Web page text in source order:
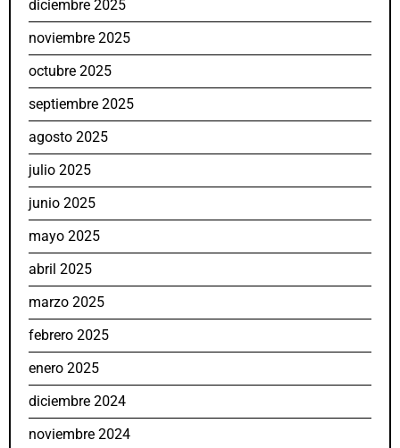
diciembre 2025
noviembre 2025
octubre 2025
septiembre 2025
agosto 2025
julio 2025
junio 2025
mayo 2025
abril 2025
marzo 2025
febrero 2025
enero 2025
diciembre 2024
noviembre 2024